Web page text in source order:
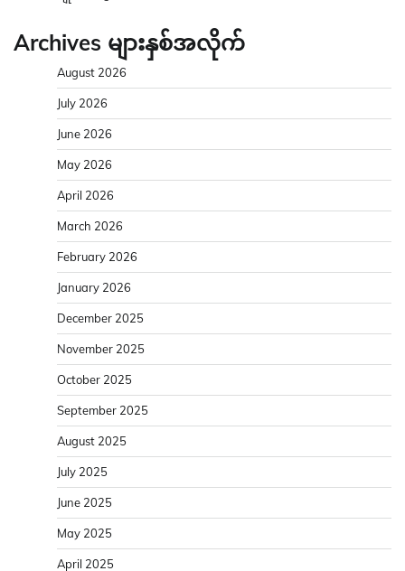
Archives များနှစ်အလိုက်
August 2026
July 2026
June 2026
May 2026
April 2026
March 2026
February 2026
January 2026
December 2025
November 2025
October 2025
September 2025
August 2025
July 2025
June 2025
May 2025
April 2025